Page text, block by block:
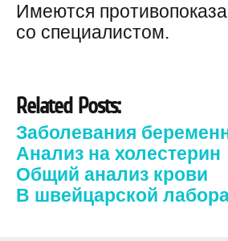
Имеются
со специалистом.
Related Posts:
Заболевания
Анализ на холестерин
Общий анализ крови
В швейцарской